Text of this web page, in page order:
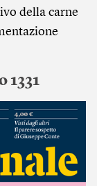
della carne
1331